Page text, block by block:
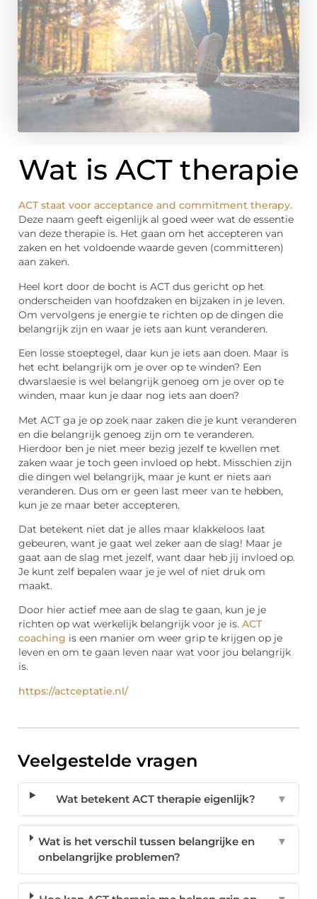
Wat is ACT therapie
ACT staat voor acceptance and commitment therapy.
Deze naam geeft eigenlijk al goed weer wat de essentie
van deze therapie is. Het gaan om het accepteren van
zaken en het voldoende waarde geven (committeren)
aan zaken.
Heel kort door de bocht is ACT dus gericht op het
onderscheiden van hoofdzaken en bijzaken in je leven.
Om vervolgens je energie te richten op de dingen die
belangrijk zijn en waar je iets aan kunt veranderen.
Een losse stoeptegel, daar kun je iets aan doen. Maar is
het echt belangrijk om je over op te winden? Een
dwarslaesie is wel belangrijk genoeg om je over op te
winden, maar kun je daar nog iets aan doen?
Met ACT ga je op zoek naar zaken die je kunt veranderen
en die belangrijk genoeg zijn om te veranderen.
Hierdoor ben je niet meer bezig jezelf te kwellen met
zaken waar je toch geen invloed op hebt. Misschien zijn
die dingen wel belangrijk, maar je kunt er niets aan
veranderen. Dus om er geen last meer van te hebben,
kun je ze maar beter accepteren.
Dat betekent niet dat je alles maar klakkeloos laat
gebeuren, want je gaat wel zeker aan de slag! Maar je
gaat aan de slag met jezelf, want daar heb jij invloed op.
Je kunt zelf bepalen waar je je wel of niet druk om
maakt.
Door hier actief mee aan de slag te gaan, kun je je
richten op wat werkelijk belangrijk voor je is. ACT
coaching is een manier om weer grip te krijgen op je
leven en om te gaan leven naar wat voor jou belangrijk
is.
https://actceptatie.nl/
Veelgestelde vragen
Wat betekent ACT therapie eigenlijk? ▼
Wat is het verschil tussen belangrijke en
onbelangrijke problemen?
▼